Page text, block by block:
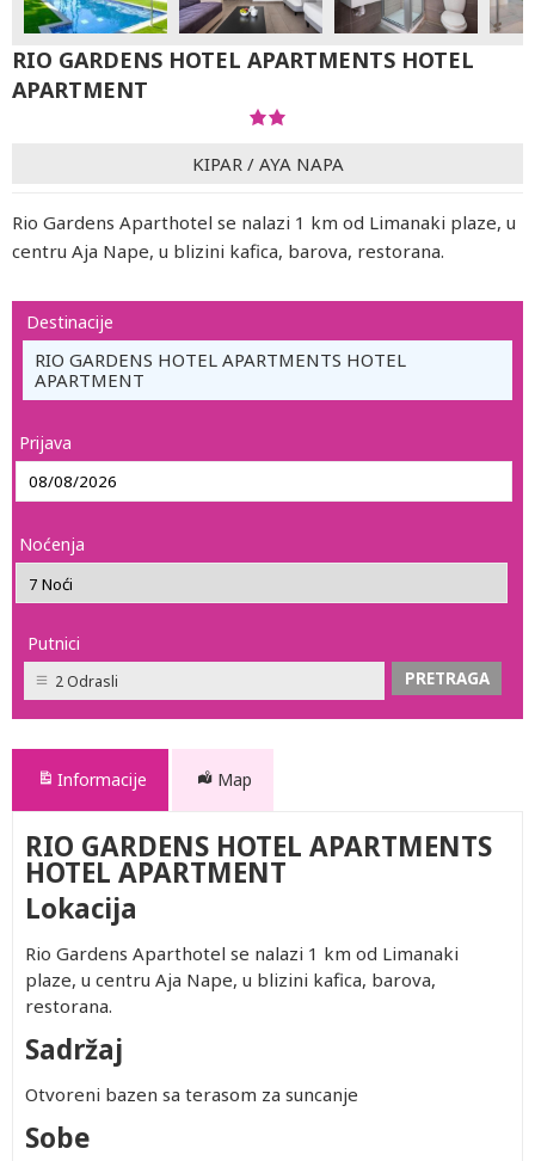
RIO GARDENS HOTEL APARTMENTS HOTEL
APARTMENT
KIPAR / AYA NAPA
Rio Gardens Aparthotel se nalazi 1 km od Limanaki plaze, u
centru Aja Nape, u blizini kafica, barova, restorana.
Destinacije
RIO GARDENS HOTEL APARTMENTS HOTEL
APARTMENT
Prijava
Noćenja
Putnici
2 Odrasli
Informacije Map
RIO GARDENS HOTEL APARTMENTS
HOTEL APARTMENT
Lokacija
Rio Gardens Aparthotel se nalazi 1 km od Limanaki
plaze, u centru Aja Nape, u blizini kafica, barova,
restorana.
Sadržaj
Otvoreni bazen sa terasom za suncanje
Sobe